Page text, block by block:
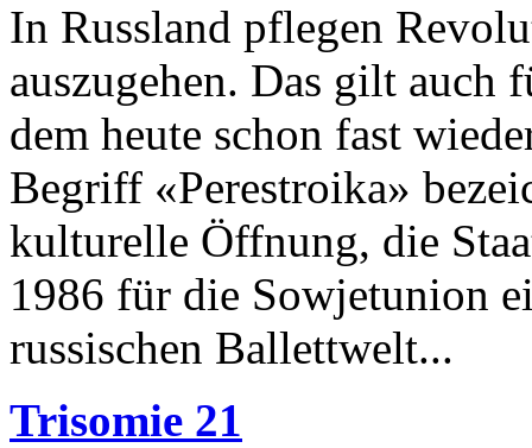
In Russland pflegen
auszugehen. Das gilt auch
dem heute schon fast
Begriff «Perestroika»
kulturelle Öffnung, die
1986 für die Sowjetunion
russischen Ballettwelt...
Trisomie 21